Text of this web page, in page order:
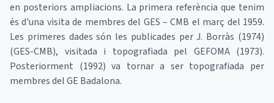
en posteriors ampliacions. La primera referència que tenim
és d'una visita de membres del GES – CMB el març del 1959.
Les primeres dades són les publicades per J. Borràs (1974)
(GES-CMB), visitada i topografiada pel GEFOMA (1973).
Posteriorment (1992) va tornar a ser topografiada per
membres del GE Badalona.